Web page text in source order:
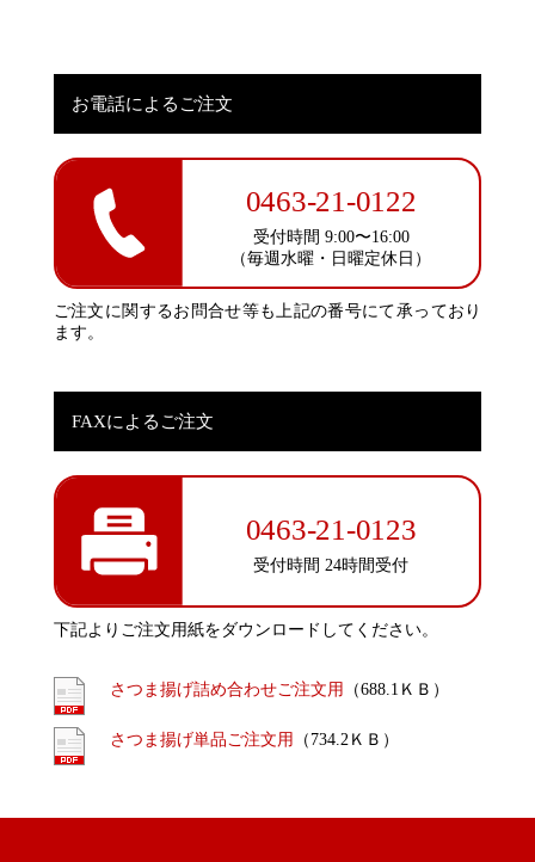
お電話によるご注文
0463-21-0122
受付時間 9:00〜16:00
（毎週水曜・日曜定休日）
ご注文に関するお問合せ等も上記の番号にて承っており
ます。
FAXによるご注文
0463-21-0123
受付時間 24時間受付
下記よりご注文用紙をダウンロードしてください。
さつま揚げ詰め合わせご注文用 （688.1ＫＢ）
さつま揚げ単品ご注文用 （734.2ＫＢ）